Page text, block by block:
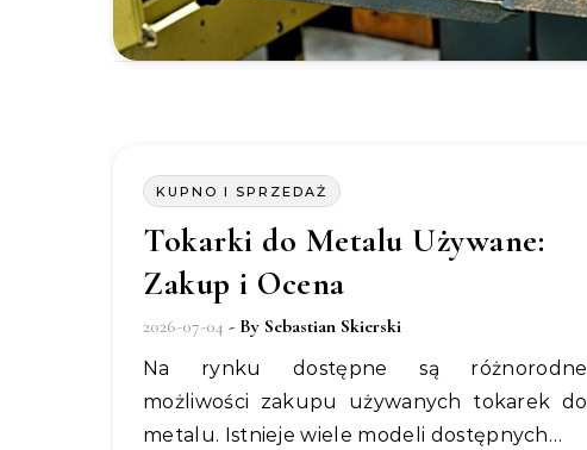
KUPNO I SPRZEDAŻ
Tokarki do Metalu Używane:
Zakup i Ocena
2026-07-04 - By Sebastian Skierski
Na rynku dostępne są różnorodne
możliwości zakupu używanych tokarek do
metalu. Istnieje wiele modeli dostępnych…